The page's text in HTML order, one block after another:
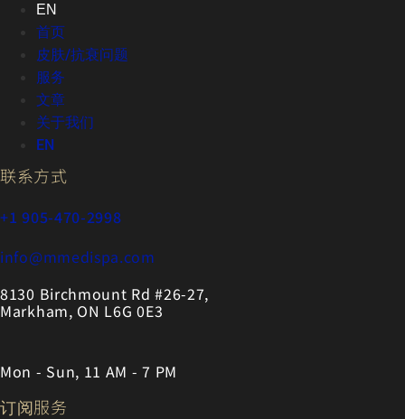
EN
首页
皮肤/抗衰问题
服务
文章
关于我们
EN
联系方式
+1 905-470-2998
info@mmedispa.com
8130 Birchmount Rd #26-27,
Markham, ON L6G 0E3
Mon - Sun, 11 AM - 7 PM
订阅服务